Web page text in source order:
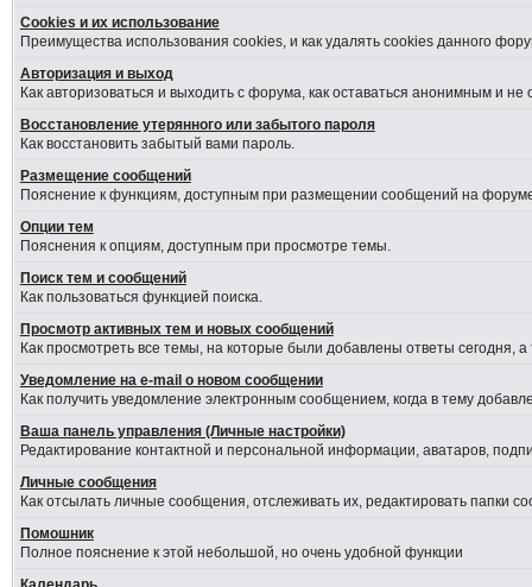
Cookies и их использование
Преимущества использования cookies, и как удалять cookies данного
Авторизация и выход
Как авторизоваться и выходить с форума, как оставаться анонимным и
Восстановление утерянного или забытого пароля
Как восстановить забытый вами пароль.
Размещение сообщений
Пояснение к функциям, доступным при размещении сообщений на
Опции тем
Пояснения к опциям, доступным при просмотре темы.
Поиск тем и сообщений
Как пользоваться функцией поиска.
Просмотр активных тем и новых сообщений
Как просмотреть все темы, на которые были добавлены ответы сегодня,
Уведомление на е-mail о новом сообщении
Как получить уведомление электронным сообщением, когда в тему
Ваша панель управления (Личные настройки)
Редактирование контактной и персональной информации, аватаров,
Личные сообщения
Как отсылать личные сообщения, отслеживать их, редактировать папки
Помошник
Полное пояснение к этой небольшой, но очень удобной функции